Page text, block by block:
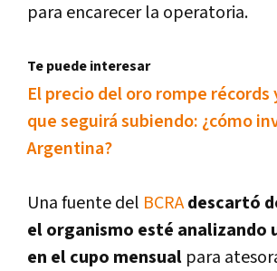
para encarecer la operatoria.
Te puede interesar
El precio del oro rompe récords
que seguirá subiendo: ¿cómo
Argentina?
Una fuente del BCRAdescartó
el organismo esté analizando
en el cupo mensual para